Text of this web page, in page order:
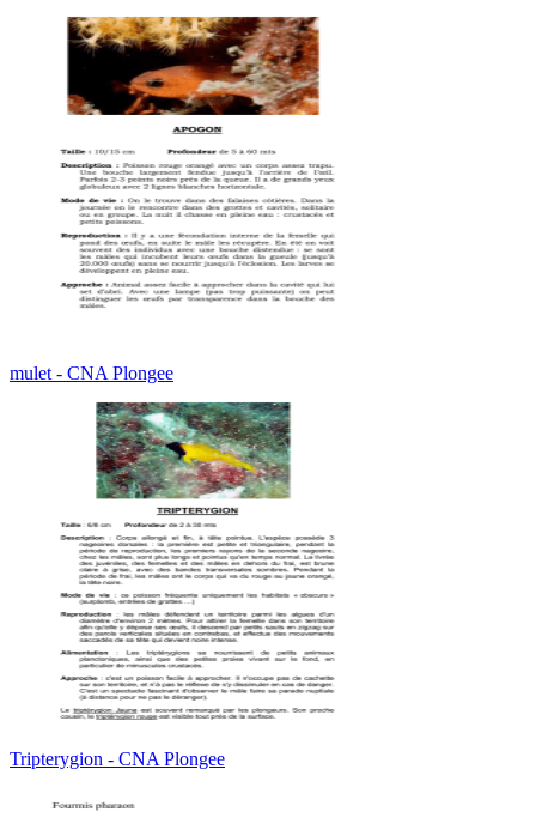
mulet - CNA Plongee
Tripterygion - CNA Plongee